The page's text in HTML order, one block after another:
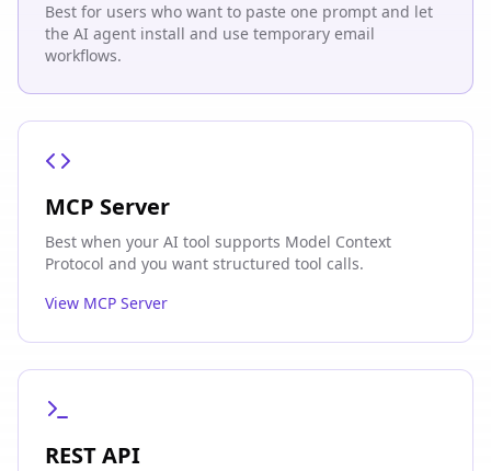
Best for users who want to paste one prompt and let
the AI agent install and use temporary email
workflows.
MCP Server
Best when your AI tool supports Model Context
Protocol and you want structured tool calls.
View MCP Server
REST API